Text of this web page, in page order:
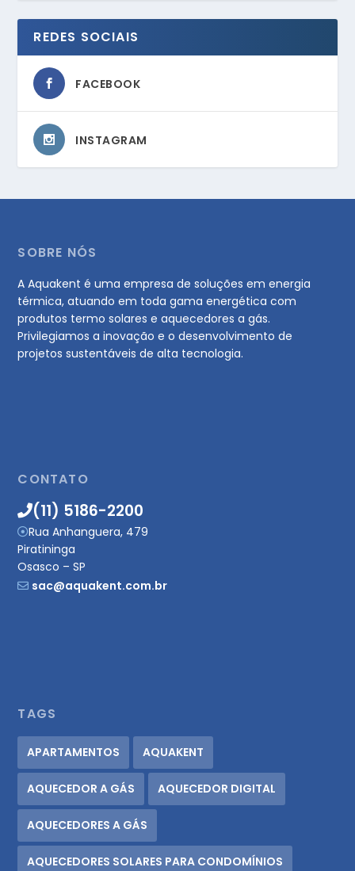
REDES SOCIAIS
FACEBOOK
INSTAGRAM
SOBRE NÓS
A Aquakent é uma empresa de soluções em energia
térmica, atuando em toda gama energética com
produtos termo solares e aquecedores a gás.
Privilegiamos a inovação e o desenvolvimento de
projetos sustentáveis de alta tecnologia.
CONTATO
(11) 5186-2200
Rua Anhanguera, 479
Piratininga
Osasco – SP
sac@aquakent.com.br
TAGS
APARTAMENTOS AQUAKENT
AQUECEDOR A GÁS AQUECEDOR DIGITAL
AQUECEDORES A GÁS
AQUECEDORES SOLARES PARA CONDOMÍNIOS